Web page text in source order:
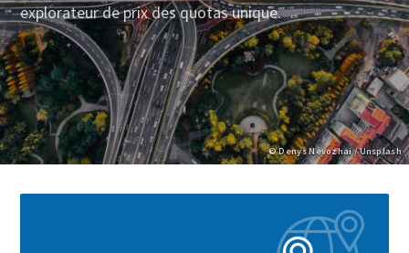
explorateur de prix des quotas unique.
Copyright
© Denys Nevozhai / Unsplash